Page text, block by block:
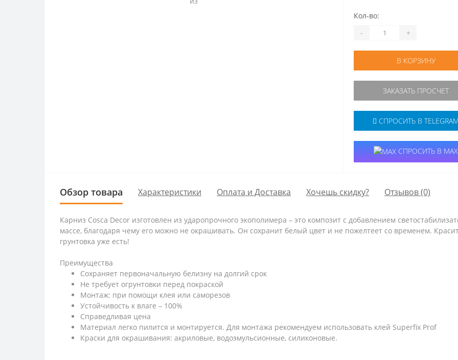
Кол-во:
- +
В КОРЗИНУ
ЗАКАЗАТЬ ПРОСЧЕТ
СПРОСИТЬ В TELEGRAM
СПРОСИТЬ В MAX
Обзор товара Характеристики Оплата и Доставка Хочешь скидку? Отзывов (0)
Карниз Cosca Decor изготовлен из ударопрочного экополимера – это композит с добавлением
массе, благодаря чему его можно не окрашивать. Он сохранит белый цвет и не пожелтеет со временем.
грунтовка уже есть!
Преимущества
Сохраняет первоначальную белизну на долгий срок
Не требует огрунтовки перед покраской
Монтаж: при помощи клея или саморезов
Устойчивость к влаге – 100%
Справедливая цена
Материал легко пилится и монтируется. Для монтажа рекомендуем использовать клей Superfix Prof
Краски для окрашивания: акриловые, водоэмульсионные, силиконовые.